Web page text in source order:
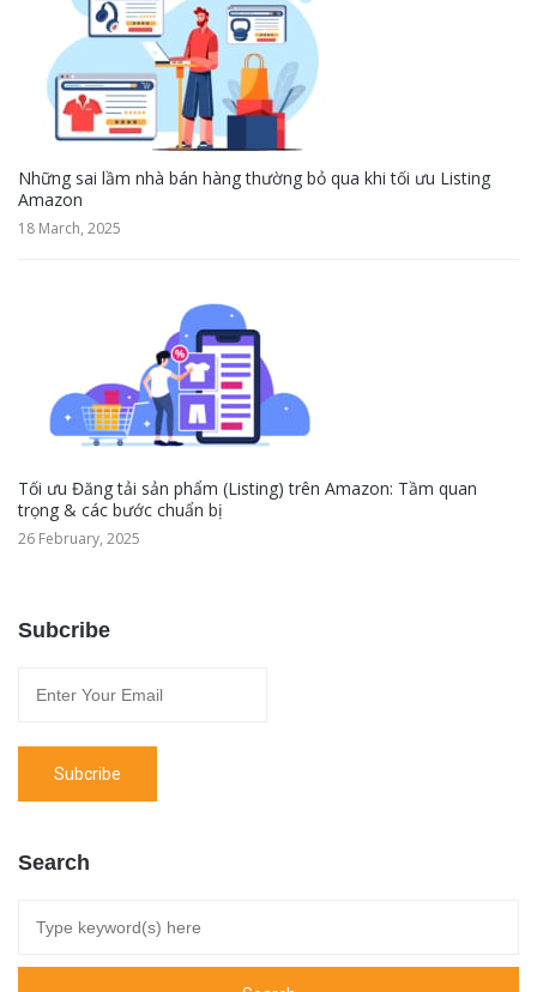
Những sai lầm nhà bán hàng thường bỏ qua khi tối ưu Listing
Amazon
18 March, 2025
Tối ưu Đăng tải sản phẩm (Listing) trên Amazon: Tầm quan
trọng & các bước chuẩn bị
26 February, 2025
Subcribe
Search